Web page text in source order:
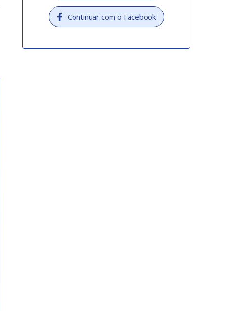
Continuar com o Facebook